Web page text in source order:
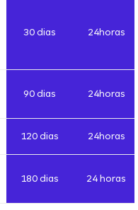
30 dias 24horas
90 dias 24horas
120 dias 24horas
180 dias 24 horas